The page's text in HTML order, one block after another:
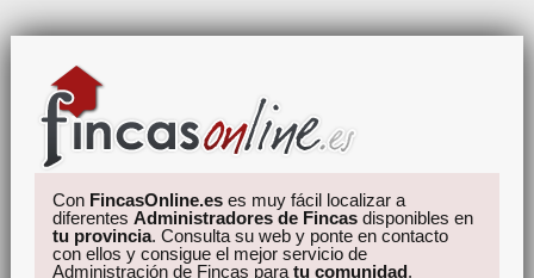
Con FincasOnline.es es muy fácil localizar a
diferentesAdministradores de Fincas disponibles en
tu provincia. Consulta su web y ponte en contacto
con ellos y consigue el mejor servicio de
Administración de Fincas paratu comunidad.